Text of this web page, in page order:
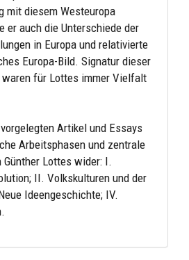
mit diesem Westeuropa
er auch die Unterschiede der
in Europa und relativierte
Europa-Bild. Signatur dieser
für Lottes immer Vielfalt
Artikel und Essays
Arbeitsphasen und zentrale
Lottes wider: I.
II. Volkskulturen und der
Ideengeschichte; IV.